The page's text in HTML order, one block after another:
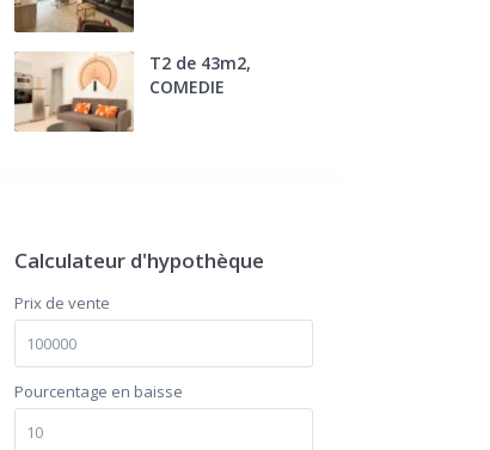
T2 de 43m2,
COMEDIE
Calculateur d'hypothèque
Prix ​​de vente
Pourcentage en baisse